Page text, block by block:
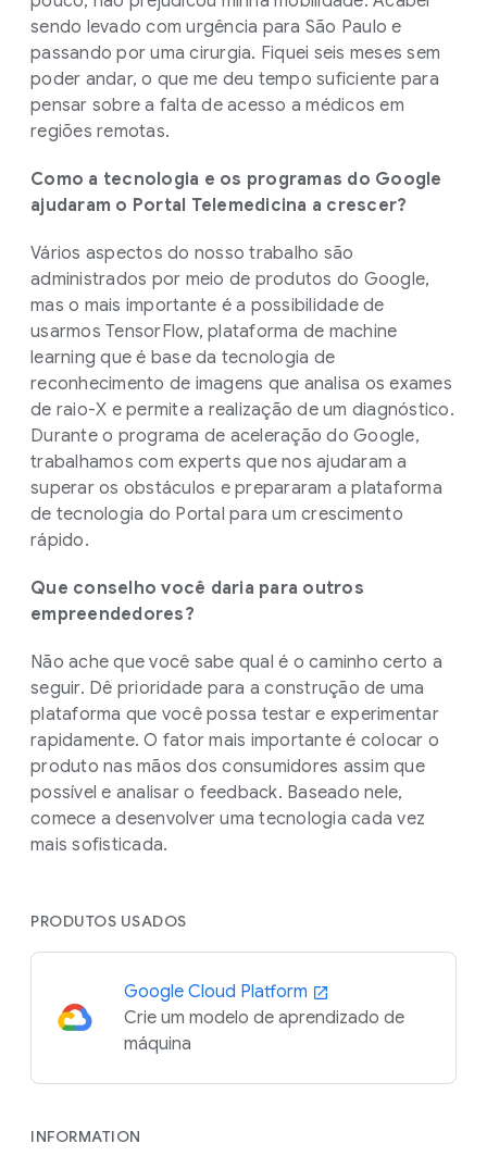
sendo levado com urgência para São Paulo e
passando por uma cirurgia. Fiquei seis meses sem
poder andar, o que me deu tempo suficiente para
pensar sobre a falta de acesso a médicos em
regiões remotas.
Como a tecnologia e os programas do Google
ajudaram o Portal Telemedicina a crescer?
Vários aspectos do nosso trabalho são
administrados por meio de produtos do Google,
mas o mais importante é a possibilidade de
usarmos TensorFlow, plataforma de machine
learning que é base da tecnologia de
reconhecimento de imagens que analisa os exames
de raio-X e permite a realização de um diagnóstico.
Durante o programa de aceleração do Google,
trabalhamos com experts que nos ajudaram a
superar os obstáculos e prepararam a plataforma
de tecnologia do Portal para um crescimento
rápido.
Que conselho você daria para outros
empreendedores?
Não ache que você sabe qual é o caminho certo a
seguir. Dê prioridade para a construção de uma
plataforma que você possa testar e experimentar
rapidamente. O fator mais importante é colocar o
produto nas mãos dos consumidores assim que
possível e analisar o feedback. Baseado nele,
comece a desenvolver uma tecnologia cada vez
mais sofisticada.
PRODUTOS USADOS
Google Cloud Platform
Crie um modelo de aprendizado de
máquina
INFORMATION